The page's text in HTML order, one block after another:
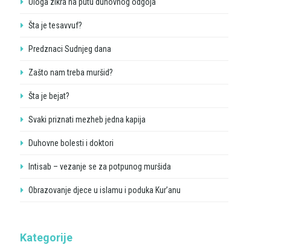
Šta je tesavvuf?
Predznaci Sudnjeg dana
Zašto nam treba muršid?
Šta je bejat?
Svaki priznati mezheb jedna kapija
Duhovne bolesti i doktori
Intisab – vezanje se za potpunog muršida
Obrazovanje djece u islamu i poduka Kur’anu
Kategorije